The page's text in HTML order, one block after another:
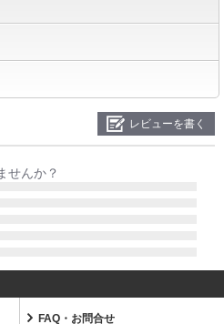
レビューを書く
せんか？
FAQ・お問合せ